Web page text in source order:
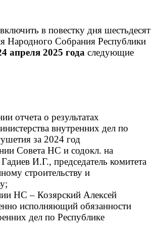
в повестку дня шестьдесят
Народного Собрания Республики
апреля 2025 года следующие
отчета о результатах
внутренних дел по
за 2024 год
Совета НС и содокл. на
И.Г., председатель комитета
строительству и
НС – Козярский Алексей
исполняющий обязанности
дел по Республике